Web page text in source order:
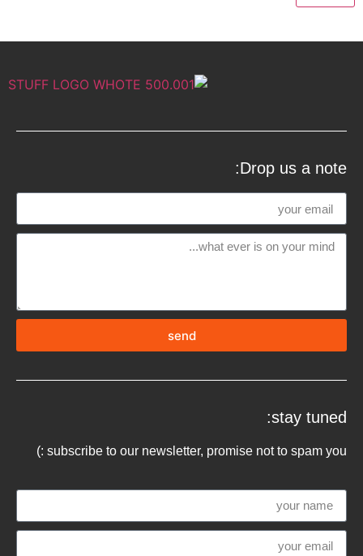
Drop us a note:
send
stay tuned:
subscribe to our newsletter, promise not to spam you :)